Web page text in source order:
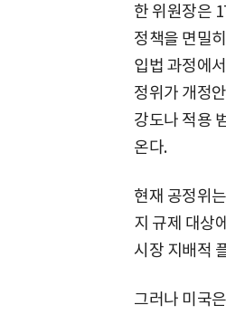
한 위원장은
정책을 면밀
입법 과정에
정위가 개정
강도나 적용
온다.
현재 공정위
지 규제 대상
시장 지배적
그러나 미국